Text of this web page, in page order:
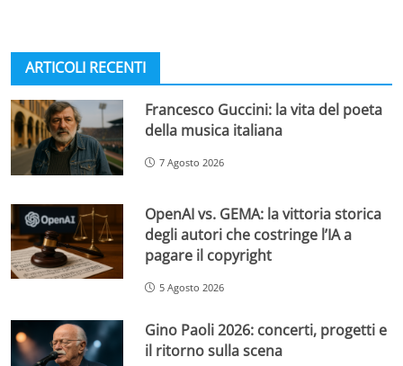
ARTICOLI RECENTI
Francesco Guccini: la vita del poeta
della musica italiana
7 Agosto 2026
OpenAI vs. GEMA: la vittoria storica
degli autori che costringe l’IA a
pagare il copyright
5 Agosto 2026
Gino Paoli 2026: concerti, progetti e
il ritorno sulla scena